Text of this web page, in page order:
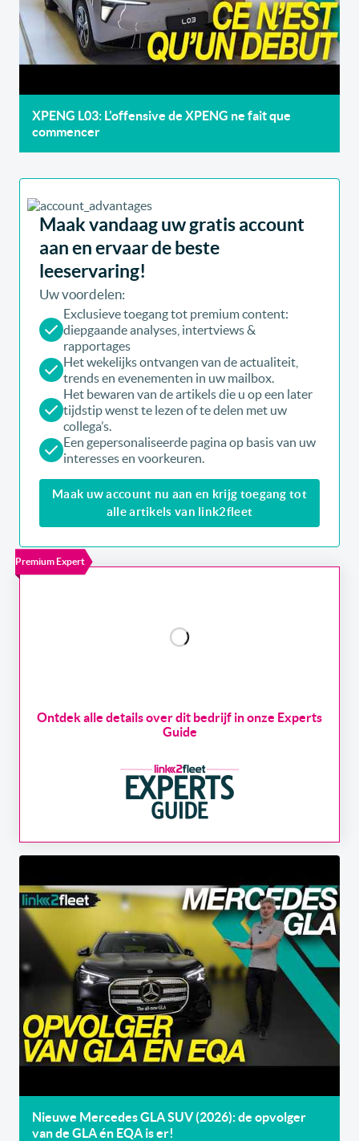
XPENG L03: L'offensive de XPENG ne fait que
commencer
Maak vandaag uw gratis account
aan en ervaar de beste
leeservaring!
Uw voordelen:
Exclusieve toegang tot premium content:
diepgaande analyses, intertviews &
rapportages
Het wekelijks ontvangen van de actualiteit,
trends en evenementen in uw mailbox.
Het bewaren van de artikels die u op een later
tijdstip wenst te lezen of te delen met uw
collega’s.
Een gepersonaliseerde pagina op basis van uw
interesses en voorkeuren.
Maak uw account nu aan en krijg toegang tot
alle artikels van link2fleet
Premium Expert
Ontdek alle details over dit bedrijf in onze Experts
Guide
Nieuwe Mercedes GLA SUV (2026): de opvolger
van de GLA én EQA is er!